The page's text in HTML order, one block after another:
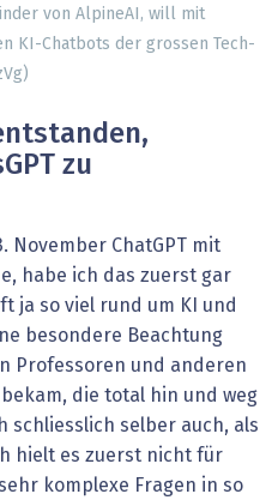
von AlpineAI, will mit
KI-Chatbots der grossen Tech-
zu
November ChatGPT mit
habe ich das zuerst gar
ja so viel rund um KI und
besondere Beachtung
Professoren und anderen
die total hin und weg
schliesslich selber auch, als
hielt es zuerst nicht für
komplexe Fragen in so